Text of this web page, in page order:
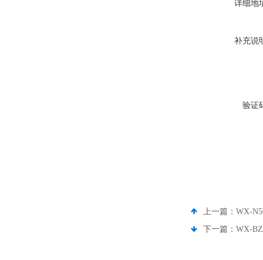
详细地
补充说
验证
上一篇： WX-
下一篇： WX-